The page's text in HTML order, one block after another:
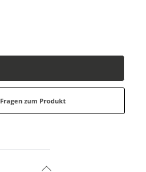
Fragen zum Produkt